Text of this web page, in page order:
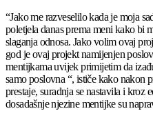
“Jako me razveselilo kada je moja
poletjela danas prema meni kako bi
slaganja odnosa. Jako volim ovaj
god je ovaj projekt namijenjen
mentijkama uvijek primijetim da
samo poslovna “, ističe kako nakon
prestaje, suradnja se nastavila i kroz
dosadašnje njezine mentijke su